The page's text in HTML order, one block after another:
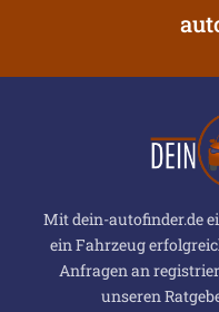
Mit dein-autofinder.de
ein Fahrzeug
Anfragen an
unseren